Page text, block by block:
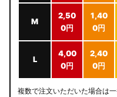
M
2,50
0円
1,40
0円
L
4,00
0円
2,40
0円
複数で注文いただいた場合は